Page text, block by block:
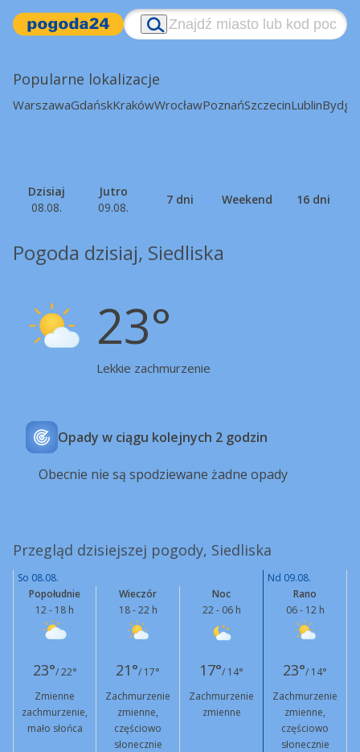
Popularne lokalizacje
WarszawaGdańskKrakówWrocławPoznańSzczecinLublin
Dzisiaj
08.08.
Jutro
09.08.
7 dni Weekend 16 dni
Pogoda dzisiaj, Siedliska
23°
Lekkie zachmurzenie
Opady w ciągu kolejnych 2 godzin
Obecnie nie są spodziewane żadne opady
Przegląd dzisiejszej pogody, Siedliska
So 08.08.
Nd 09.08.
Popołudnie
12 - 18 h
Wieczór
18 - 22 h
Noc
22 - 06 h
Rano
06 - 12 h
23°/ 22° 21°/ 17° 17°/ 14° 23°/ 14°
Zmienne
zachmurzenie,
mało słońca
Zachmurzenie
zmienne,
częściowo
słonecznie
Zachmurzenie
zmienne
Zachmurzenie
zmienne,
częściowo
słonecznie